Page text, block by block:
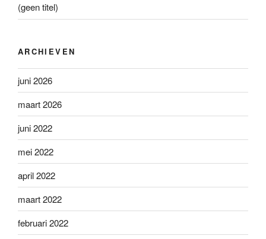
(geen titel)
ARCHIEVEN
juni 2026
maart 2026
juni 2022
mei 2022
april 2022
maart 2022
februari 2022